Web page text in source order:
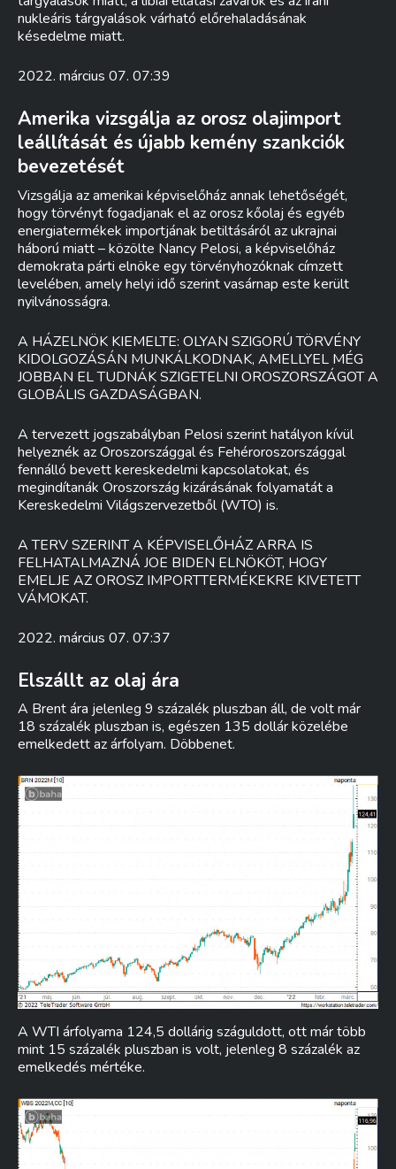
nukleáris tárgyalások várható előrehaladásának
késedelme miatt.
2022. március 07. 07:39
Amerika vizsgálja az orosz olajimport
leállítását és újabb kemény szankciók
bevezetését
Vizsgálja az amerikai képviselőház annak lehetőségét,
hogy törvényt fogadjanak el az orosz kőolaj és egyéb
energiatermékek importjának betiltásáról az ukrajnai
háború miatt – közölte Nancy Pelosi, a képviselőház
demokrata párti elnöke egy törvényhozóknak címzett
levelében, amely helyi idő szerint vasárnap este került
nyilvánosságra.
A HÁZELNÖK KIEMELTE: OLYAN SZIGORÚ TÖRVÉNY
KIDOLGOZÁSÁN MUNKÁLKODNAK, AMELLYEL MÉG
JOBBAN EL TUDNÁK SZIGETELNI OROSZORSZÁGOT A
GLOBÁLIS GAZDASÁGBAN.
A tervezett jogszabályban Pelosi szerint hatályon kívül
helyeznék az Oroszországgal és Fehéroroszországgal
fennálló bevett kereskedelmi kapcsolatokat, és
megindítanák Oroszország kizárásának folyamatát a
Kereskedelmi Világszervezetből (WTO) is.
A TERV SZERINT A KÉPVISELŐHÁZ ARRA IS
FELHATALMAZNÁ JOE BIDEN ELNÖKÖT, HOGY
EMELJE AZ OROSZ IMPORTTERMÉKEKRE KIVETETT
VÁMOKAT.
2022. március 07. 07:37
Elszállt az olaj ára
A Brent ára jelenleg 9 százalék pluszban áll, de volt már
18 százalék pluszban is, egészen 135 dollár közelébe
emelkedett az árfolyam. Döbbenet.
A WTI árfolyama 124,5 dollárig száguldott, ott már több
mint 15 százalék pluszban is volt, jelenleg 8 százalék az
emelkedés mértéke.